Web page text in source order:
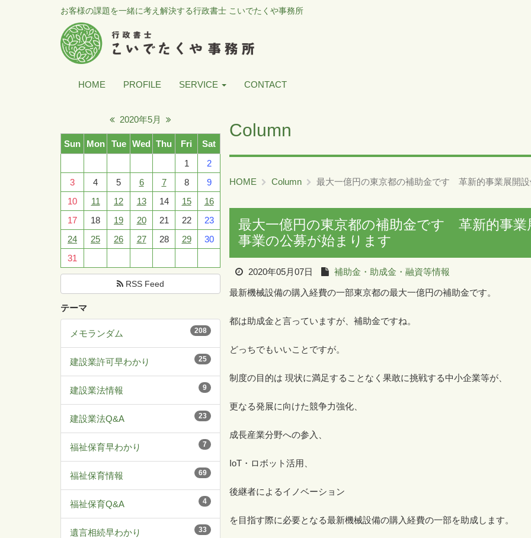
お客様の課題を一緒に考え解決する行政書士 こいでたくや事務所
HOME PROFILE SERVICE CONTACT
2020年5月
Sun Mon Tue Wed Thu Fri
Sat
1
2
3
4 5 6 7 8
9
10
11 12 13 14 15
16
17
18 19 20 21 22
23
24
25 26 27 28 29
30
31
RSS Feed
テーマ
208
メモランダム
25
建設業許可早わかり
9
建設業法情報
23
建設業法Q&A
7
福祉保育早わかり
69
福祉保育情報
4
福祉保育Q&A
33
遺言相続早わかり
Column
HOME Column 最大一億円の東京都の補助金です 革新的事業展開設
最大一億円の東京都の補助金です 革新的事業
事業の公募が始まります
2020年05月07日 補助金・助成金・融資等情報
最新機械設備の購入経費の一部東京都の最大一億円の補助金です。
都は助成金と言っていますが、補助金ですね。
どっちでもいいことですが。
制度の目的は 現状に満足することなく果敢に挑戦する中小企業等が、
更なる発展に向けた競争力強化、
成長産業分野への参入、
IoT ・ロボット活用、
後継者によるイノベーション
を目指す際に必要となる最新機械設備の購入経費の一部を助成します。